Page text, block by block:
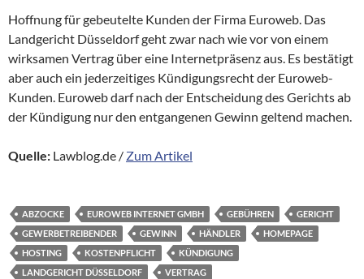
Hoffnung für gebeutelte Kunden der Firma Euroweb. Das
Landgericht Düsseldorf geht zwar nach wie vor von einem
wirksamen Vertrag über eine Internetpräsenz aus. Es bestätigt
aber auch ein jederzeitiges Kündigungsrecht der Euroweb-
Kunden. Euroweb darf nach der Entscheidung des Gerichts ab
der Kündigung nur den entgangenen Gewinn geltend machen.
Quelle: Lawblog.de / Zum Artikel
ABZOCKE EUROWEB INTERNET GMBH GEBÜHREN
GERICHT
GEWERBETREIBENDER
GEWINN HÄNDLER
HOMEPAGE
HOSTING
KOSTENPFLICHT
KÜNDIGUNG
LANDGERICHT DÜSSELDORF
VERTRAG